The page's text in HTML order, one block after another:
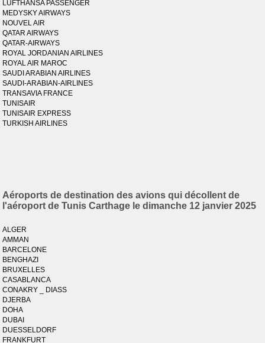
LUFTHANSA PASSENGER
MEDYSKY AIRWAYS
NOUVEL AIR
QATAR AIRWAYS
QATAR-AIRWAYS
ROYAL JORDANIAN AIRLINES
ROYAL AIR MAROC
SAUDI ARABIAN AIRLINES
SAUDI-ARABIAN-AIRLINES
TRANSAVIA FRANCE
TUNISAIR
TUNISAIR EXPRESS
TURKISH AIRLINES
Aéroports de destination des avions qui décollent de
l'aéroport de Tunis Carthage le dimanche 12 janvier 2025
ALGER
AMMAN
BARCELONE
BENGHAZI
BRUXELLES
CASABLANCA
CONAKRY _ DIASS
DJERBA
DOHA
DUBAI
DUESSELDORF
FRANKFURT